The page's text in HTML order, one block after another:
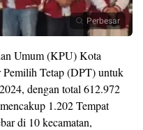
Perbesar
Umum (KPU) Kota
Pemilih Tetap (DPT) untuk
dengan total 612.972
1.202 Tempat
di 10 kecamatan,